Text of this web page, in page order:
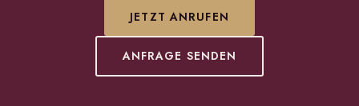
JETZT ANRUFEN
ANFRAGE SENDEN